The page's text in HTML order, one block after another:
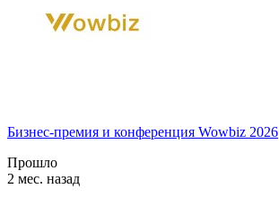
Бизнес-премия и конференция Wowbiz 2026
Прошло
2 мес. назад